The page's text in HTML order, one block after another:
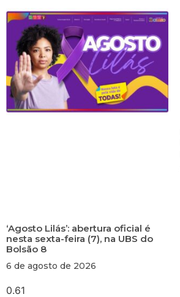
‘Agosto Lilás’: abertura oficial é
nesta sexta-feira (7), na UBS do
Bolsão 8
6 de agosto de 2026